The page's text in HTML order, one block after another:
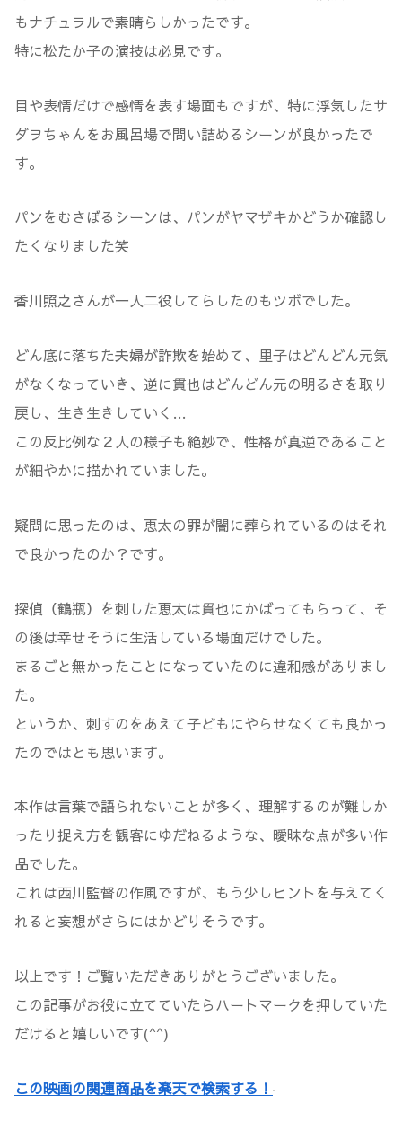
もナチュラルで素晴らしかったです。
特に松たか子の演技は必見です。
目や表情だけで感情を表す場面もですが、特に浮気したサ
ダヲちゃんをお風呂場で問い詰めるシーンが良かったで
す。
パンをむさぼるシーンは、パンがヤマザキかどうか確認し
たくなりました笑
香川照之さんが一人二役してらしたのもツボでした。
どん底に落ちた夫婦が詐欺を始めて、里子はどんどん元気
がなくなっていき、逆に貫也はどんどん元の明るさを取り
戻し、生き生きしていく…
この反比例な２人の様子も絶妙で、性格が真逆であること
が細やかに描かれていました。
疑問に思ったのは、恵太の罪が闇に葬られているのはそれ
で良かったのか？です。
探偵（鶴瓶）を刺した恵太は貫也にかばってもらって、そ
の後は幸せそうに生活している場面だけでした。
まるごと無かったことになっていたのに違和感がありまし
た。
というか、刺すのをあえて子どもにやらせなくても良かっ
たのではとも思います。
本作は言葉で語られないことが多く、理解するのが難しか
ったり捉え方を観客にゆだねるような、曖昧な点が多い作
品でした。
これは西川監督の作風ですが、もう少しヒントを与えてく
れると妄想がさらにはかどりそうです。
以上です！ご覧いただきありがとうございました。
この記事がお役に立てていたらハートマークを押していた
だけると嬉しいです(^^)
この映画の関連商品を楽天で検索する！